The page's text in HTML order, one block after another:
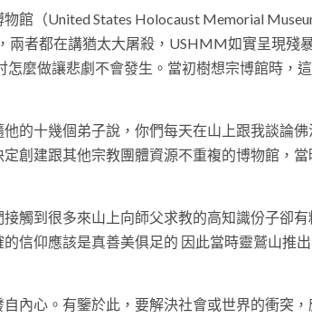
館（United States Holocaust Memorial
兩者都在講猶太大屠殺，USHMM如實呈現殘
麼做讓悲劇不會發生。當初樹想宗博館時，
的十幾個弟子說，你們每天在山上跟我談論佛
創建跟其他宗教團體資源不重複的博物館，當
觸到很多來山上向師父求教的高知識份子卻有
信仰應該是真善美俱足的 因此當時靈鷲山推
內心。有鑒於此，要解決社會或世界的衝突